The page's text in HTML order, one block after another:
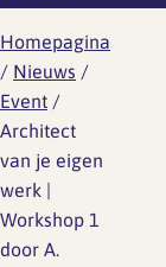
Homepagina
/ Nieuws /
Event /
Architect
van je eigen
werk |
Workshop 1
door A.